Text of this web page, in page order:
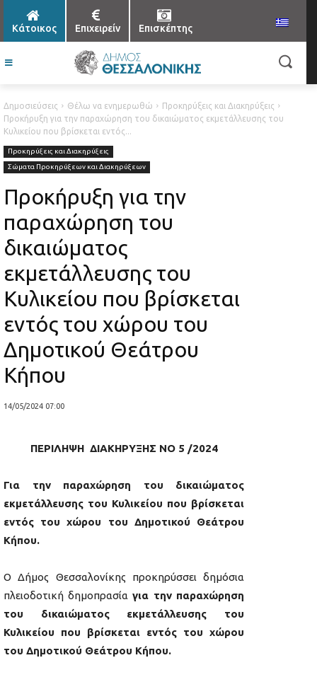
Κάτοικος Επιχειρείν Επισκέπτης
Δημοσιεύσεις Θέλω να ενημερωθώ
Προκηρύξεις και Διακηρύξεις
Προκήρυξη για την παραχώρηση του δικαιώματος εκμετάλλευσης του
Κυλικείου που βρίσκεται εντός...
Προκηρύξεις και Διακηρύξεις
Σώματα Προκηρύξεων και Διακηρύξεων
Προκήρυξη για την
παραχώρηση του
δικαιώματος
εκμετάλλευσης του
Κυλικείου που βρίσκεται
εντός του χώρου του
Δημοτικού Θεάτρου
Κήπου
14/05/2024 07:00
ΠΕΡΙΛΗΨΗ ΔΙΑΚΗΡΥΞΗΣ ΝΟ 5 /2024
Για την παραχώρηση του δικαιώματος
εκμετάλλευσης του Κυλικείου που βρίσκεται
εντός του χώρου του Δημοτικού Θεάτρου
Κήπου.
Ο Δήμος Θεσσαλονίκης προκηρύσσει δημόσια
πλειοδοτική δημοπρασία για την παραχώρηση
του δικαιώματος εκμετάλλευσης του
Κυλικείου που βρίσκεται εντός του χώρου
του Δημοτικού Θεάτρου Κήπου.